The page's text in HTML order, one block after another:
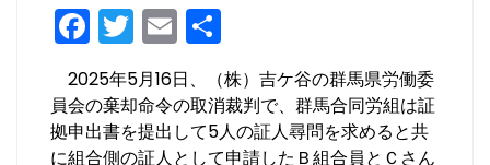
F
a
c
e
T
w
itt
er
E
m
ai
l
有
2025年5月16日、（株）吉ケ谷の群馬県労働委
員会の棄却命令の取消裁判で、群馬合同労組は証
拠申出書を提出して5人の証人尋問を求めると共
に組合側の証人として申請したＢ組合員とＣさん